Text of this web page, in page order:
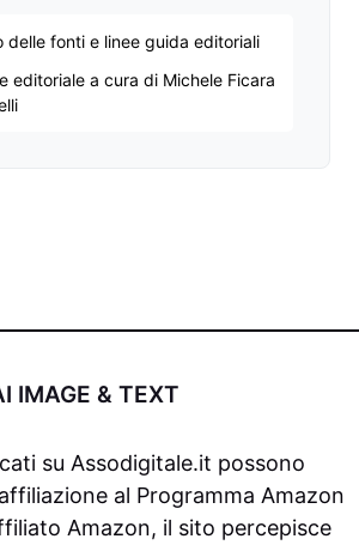
delle fonti e linee guida editoriali
editoriale a cura di Michele Ficara
IMAGE & TEXT
su Assodigitale.it possono
al Programma Amazon
Amazon, il sito percepisce